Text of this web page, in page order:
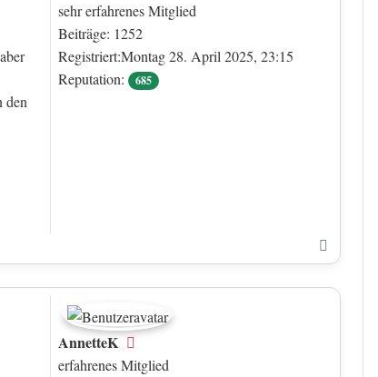
sehr erfahrenes Mitglied
Beiträge: 1252
Registriert:Montag 28. April 2025, 23:15
Reputation:
685
den
AnnetteK
erfahrenes Mitglied